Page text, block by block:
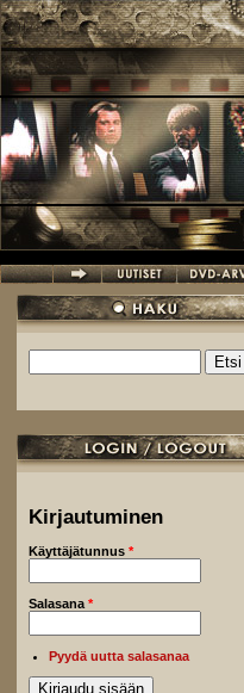
Hyppää pääsisältöön
Hakulomake
Kirjautuminen
Käyttäjätunnus *
Salasana *
Pyydä uutta salasanaa